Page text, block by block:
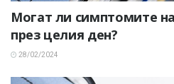
Могат ли симптомите
през целия ден?
28/02/2024